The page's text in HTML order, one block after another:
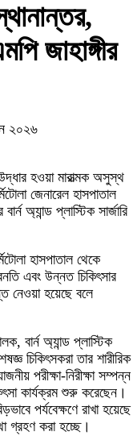
জাহাঙ্গীর
২০২৬
হওয়া মারাত্মক অসুস্থ
জেনারেল হাসপাতাল
অ্যান্ড প্লাস্টিক সার্জারি
হাসপাতাল থেকে
এবং উন্নত চিকিৎসার
নেওয়া হয়েছে বলে
বার্ন অ্যান্ড প্লাস্টিক
চিকিৎসকরা তার শারীরিক
পরীক্ষা-নিরীক্ষা সম্পন্ন
কার্যক্রম শুরু করেছেন।
পর্যবেক্ষণে রাখা হয়েছে
গ্রহণ করা হচ্ছে।